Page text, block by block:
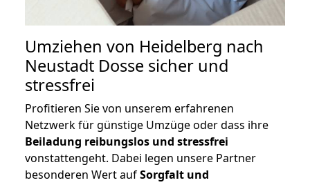
Umziehen von Heidelberg nach
Neustadt Dosse sicher und
stressfrei
Profitieren Sie von unserem erfahrenen
Netzwerk für günstige Umzüge oder dass ihre
Beiladung reibungslos und stressfrei
vonstattengeht. Dabei legen unsere Partner
besonderen Wert aufSorgfalt und